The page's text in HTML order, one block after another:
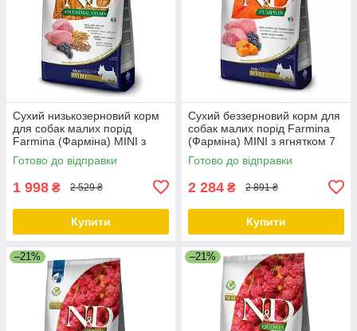
Сухий низькозерновий корм
для собак малих порід
Farmina (Фарміна) MINI з
ягням 7 кг
Готово до відправки
1 998 ₴ 2 529 ₴
Купити
Сухий беззерновий корм для
собак малих порід Farmina
(Фарміна) MINI з ягнятком 7
кг
Готово до відправки
2 284 ₴ 2 891 ₴
Купити
–21% –21%